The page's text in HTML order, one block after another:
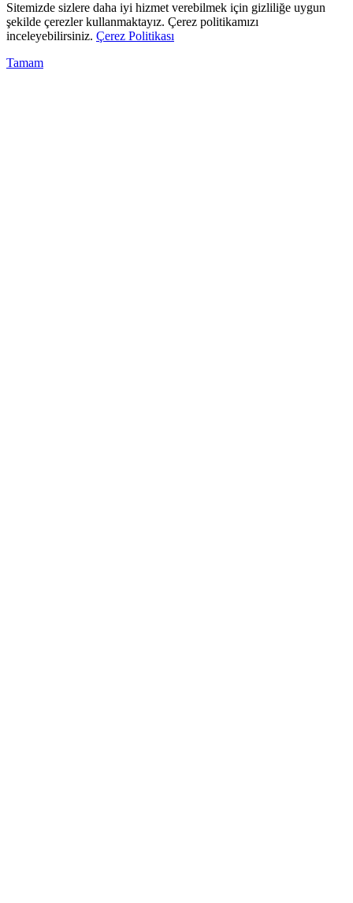
Sitemizde sizlere daha iyi hizmet verebilmek için gizliliğe uygun
şekilde çerezler kullanmaktayız. Çerez politikamızı
inceleyebilirsiniz. Çerez Politikası
Tamam